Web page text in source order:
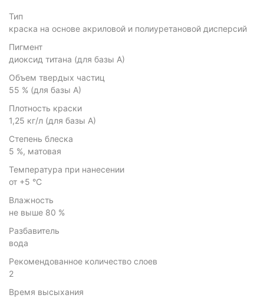
Тип
краска на основе акриловой и полиуретановой дисперсий
Пигмент
диоксид титана (для базы А)
Объем твердых частиц
55 % (для базы А)
Плотность краски
1,25 кг/л (для базы А)
Степень блеска
5 %, матовая
Температура при нанесении
от +5 °С
Влажность
не выше 80 %
Разбавитель
вода
Рекомендованное количество слоев
2
Время высыхания